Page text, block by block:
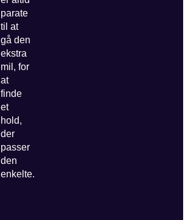
parate
til at
gå den
ekstra
mil, for
at
finde
et
hold,
der
passer
den
enkelte.